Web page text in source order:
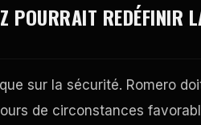
POURRAIT REDÉFINIR
sur la sécurité. Romero
de circonstances